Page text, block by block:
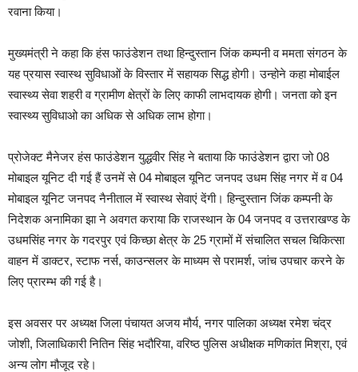
रवाना किया।
मुख्यमंत्री ने कहा कि हंस फाउंडेशन तथा हिन्दुस्तान जिंक कम्पनी व ममता संगठन के
यह प्रयास स्वास्थ सुविधाओं के विस्तार में सहायक सिद्ध होगी। उन्होने कहा मोबाईल
स्वास्थ्य सेवा शहरी व ग्रामीण क्षेत्रों के लिए काफी लाभदायक होगी। जनता को इन
स्वास्थ्य सुविधाओ का अधिक से अधिक लाभ होगा।
प्रोजेक्ट मैनेजर हंस फाउंडेशन युद्धवीर सिंह ने बताया कि फाउंडेशन द्वारा जो 08
मोबाइल यूनिट दी गई हैं उनमें से 04 मोबाइल यूनिट जनपद उधम सिंह नगर में व 04
मोबाइल यूनिट जनपद नैनीताल में स्वास्थ सेवाएं देंगी। हिन्दुस्तान जिंक कम्पनी के
निदेशक अनामिका झा ने अवगत कराया कि राजस्थान के 04 जनपद व उत्तराखण्ड के
उधमसिंह नगर के गदरपुर एवं किच्छा क्षेत्र के 25 ग्रामों में संचालित सचल चिकित्सा
वाहन में डाक्टर, स्टाफ नर्स, काउन्सलर के माध्यम से परामर्श, जांच उपचार करने के
लिए प्रारम्भ की गई है।
इस अवसर पर अध्यक्ष जिला पंचायत अजय मौर्य, नगर पालिका अध्यक्ष रमेश चंद्र
जोशी, जिलाधिकारी नितिन सिंह भदौरिया, वरिष्ठ पुलिस अधीक्षक मणिकांत मिश्रा, एवं
अन्य लोग मौजूद रहे।